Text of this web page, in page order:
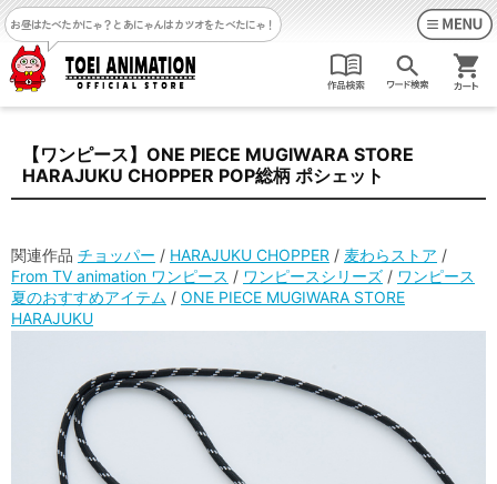
お昼はたべたかにゃ？ とあにゃんはカツオをたべたにゃ！
【ワンピース】ONE PIECE MUGIWARA STORE
HARAJUKU CHOPPER POP総柄 ポシェット
関連作品 チョッパー / HARAJUKU CHOPPER / 麦わらストア /
From TV animation ワンピース / ワンピースシリーズ / ワンピース
夏のおすすめアイテム / ONE PIECE MUGIWARA STORE
HARAJUKU